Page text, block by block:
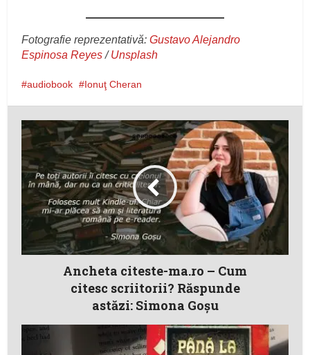
Fotografie reprezentativă:Gustavo Alejandro
Espinosa Reyes/Unsplash
audiobook Ionuţ Cheran
Ancheta citeste-ma.ro – Cum
citesc scriitorii? Răspunde
astăzi: Simona Goşu